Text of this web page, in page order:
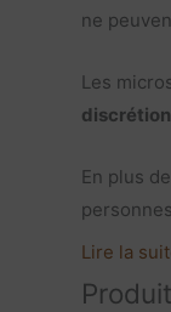
ne
Les
En plus
Lire la